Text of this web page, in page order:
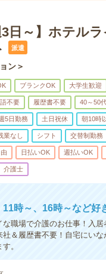
日～】ホテル
派遣
ン＞
ブランクOK 大学生歓迎
不要 履歴書不要 40～50
5日勤務 土日祝休 朝10時
業なし シフト 交替制勤務
日払いOK 週払いOK
介護士
時～、16時～など好
職場で介護のお仕事！入
＆履歴書不要！自宅にい
。